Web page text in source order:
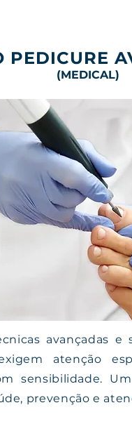
PEDICURE
(MEDICAL)
avançadas e
atenção
sensibilidade.
prevenção e